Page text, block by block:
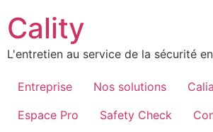
au
contenu
Cality
L'entretien au service de la sécurité
Entreprise Nos solutions
Espace Pro
Safety Check